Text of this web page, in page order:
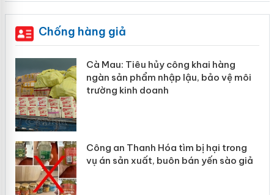
Chống hàng giả
Cà Mau: Tiêu hủy công khai hàng
ngàn sản phẩm nhập lậu, bảo vệ môi
trường kinh doanh
Công an Thanh Hóa tìm bị hại trong
vụ án sản xuất, buôn bán yến sào giả